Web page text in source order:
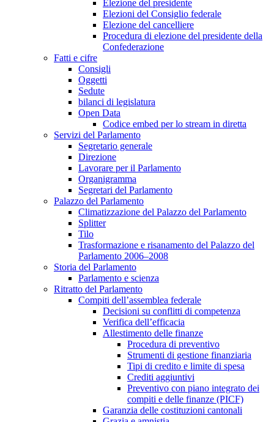
Elezione del presidente
Elezioni del Consiglio federale
Elezione del cancelliere
Procedura di elezione del presidente della
Confederazione
Fatti e cifre
Consigli
Oggetti
Sedute
bilanci di legislatura
Open Data
Codice embed per lo stream in diretta
Servizi del Parlamento
Segretario generale
Direzione
Lavorare per il Parlamento
Organigramma
Segretari del Parlamento
Palazzo del Parlamento
Climatizzazione del Palazzo del Parlamento
Splitter
Tilo
Trasformazione e risanamento del Palazzo del
Parlamento 2006–2008
Storia del Parlamento
Parlamento e scienza
Ritratto del Parlamento
Compiti dell’assemblea federale
Decisioni su conflitti di competenza
Verifica dell’efficacia
Allestimento delle finanze
Procedura di preventivo
Strumenti di gestione finanziaria
Tipi di credito e limite di spesa
Crediti aggiuntivi
Preventivo con piano integrato dei
compiti e delle finanze (PICF)
Garanzia delle costituzioni cantonali